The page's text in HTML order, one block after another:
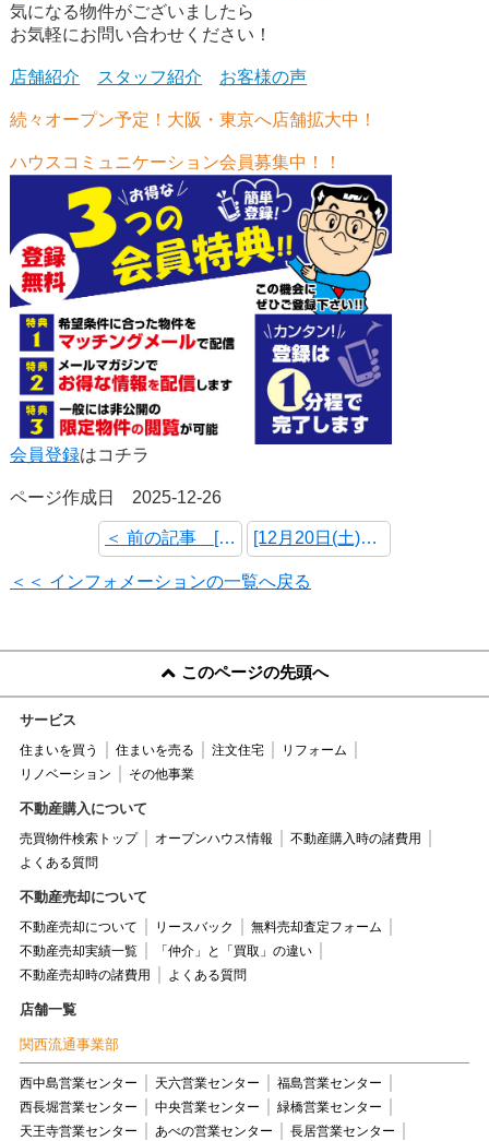
気になる物件がございましたら
お気軽にお問い合わせください！
店舗紹介 スタッフ紹介 お客様の声
続々オープン予定！大阪・東京へ店舗拡大中！
ハウスコミュニケーション会員募集中！！
会員登録はコチラ
ページ作成日 2025-12-26
＜ 前の記事 [12月27日(土) オープンハウス・予約制内覧会 開催情報] [12月20日(土)～12月21日(日) オープンハウス・予約制内覧会 開催情報] 次の記事 ＞
＜＜ インフォメーションの一覧へ戻る
このページの先頭へ
サービス
住まいを買う 住まいを売る 注文住宅
リフォーム
リノベーション
その他事業
不動産購入について
売買物件検索トップ オープンハウス情報
不動産購入時の諸費用
よくある質問
不動産売却について
不動産売却について リースバック
無料売却査定フォーム
不動産売却実績一覧
「仲介」と「買取」の違い
不動産売却時の諸費用
よくある質問
店舗一覧
関西流通事業部
西中島営業センター 天六営業センター
福島営業センター
西長堀営業センター
中央営業センター
緑橋営業センター
天王寺営業センター
あべの営業センター
長居営業センター